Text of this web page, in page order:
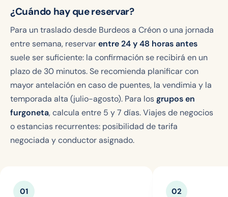
¿Cuándo hay que reservar?
Para un traslado desde Burdeos a Créon o una jornada
entre semana, reservarentre 24 y 48 horas antes
suele ser suficiente: la confirmación se recibirá en un
plazo de 30 minutos. Se recomienda planificar con
mayor antelación en caso de puentes, la vendimia y la
temporada alta (julio-agosto). Para losgrupos en
furgoneta, calcula entre 5 y 7 días. Viajes de negocios
o estancias recurrentes: posibilidad de tarifa
negociada y conductor asignado.
01 02